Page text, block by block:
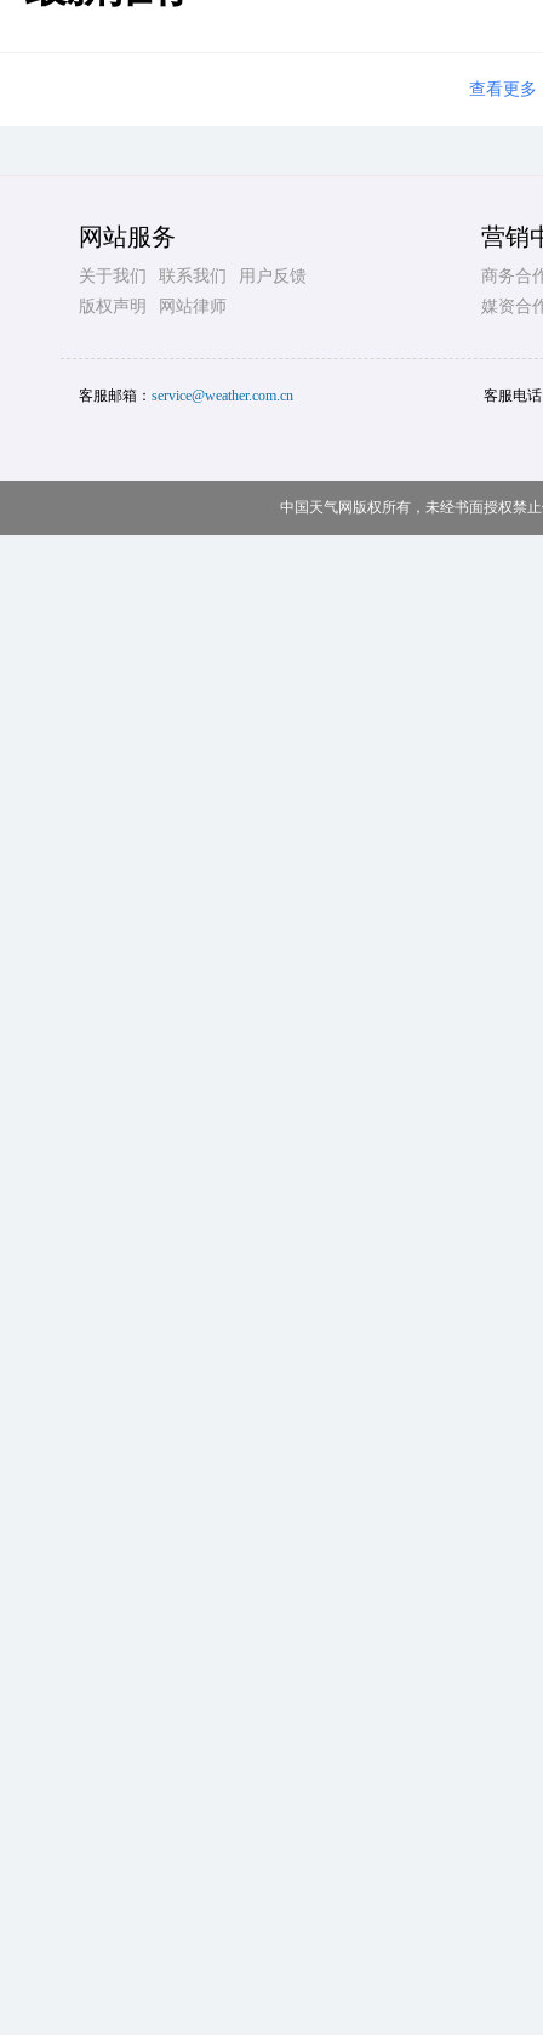
查看更多
网站服务
关于我们 联系我们
用户反馈
版权声明
网站律师
营销
商务合
媒资合
客服邮箱： service@weather.com.cn 客服电
中国天气网版权所有，未经书面授权